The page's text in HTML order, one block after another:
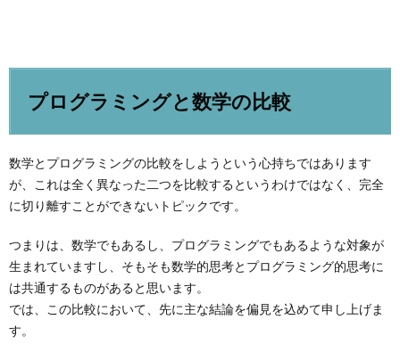
プログラミングと数学の比較
数学とプログラミングの比較をしようという心持ちではあります
が、これは全く異なった二つを比較するというわけではなく、完全
に切り離すことができないトピックです。
つまりは、数学でもあるし、プログラミングでもあるような対象が
生まれていますし、そもそも数学的思考とプログラミング的思考に
は共通するものがあると思います。
では、この比較において、先に主な結論を偏見を込めて申し上げま
す。